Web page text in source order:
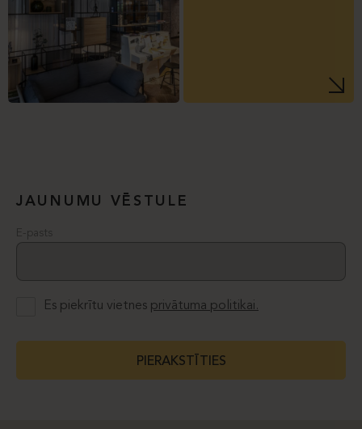
JAUNUMU VĒSTULE
E-pasts
Es piekrītu vietnes privātuma politikai.
PIERAKSTĪTIES